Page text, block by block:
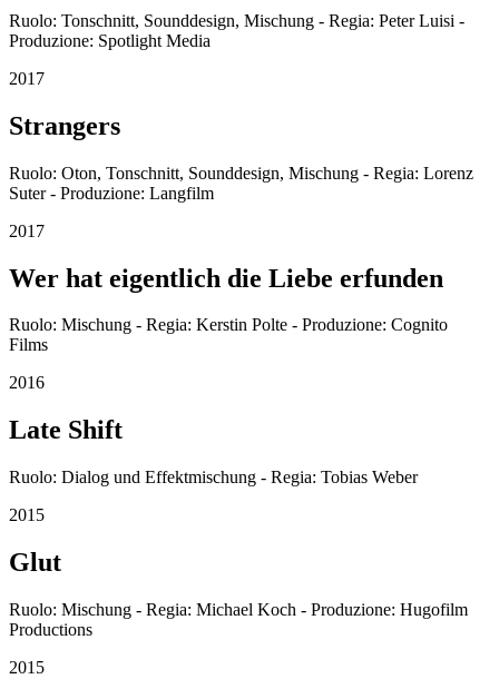
Ruolo: Tonschnitt, Sounddesign, Mischung - Regia: Peter Luisi -
Produzione: Spotlight Media
2017
Strangers
Ruolo: Oton, Tonschnitt, Sounddesign, Mischung - Regia: Lorenz
Suter - Produzione: Langfilm
2017
Wer hat eigentlich die Liebe erfunden
Ruolo: Mischung - Regia: Kerstin Polte - Produzione: Cognito
Films
2016
Late Shift
Ruolo: Dialog und Effektmischung - Regia: Tobias Weber
2015
Glut
Ruolo: Mischung - Regia: Michael Koch - Produzione: Hugofilm
Productions
2015